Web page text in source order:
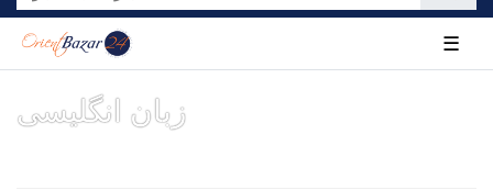
☰
زبان انگلیسی